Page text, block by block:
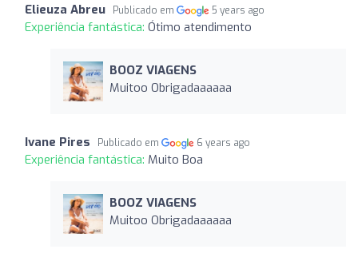
Elieuza Abreu Publicado em 5 years ago
Experiência fantástica: Ótimo atendimento
BOOZ VIAGENS
Muitoo Obrigadaaaaaa
Ivane Pires Publicado em 6 years ago
Experiência fantástica: Muito Boa
BOOZ VIAGENS
Muitoo Obrigadaaaaaa